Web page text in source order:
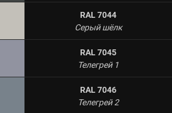
RAL 7044
Серый шёлк
RAL 7045
Телегрей 1
RAL 7046
Телегрей 2